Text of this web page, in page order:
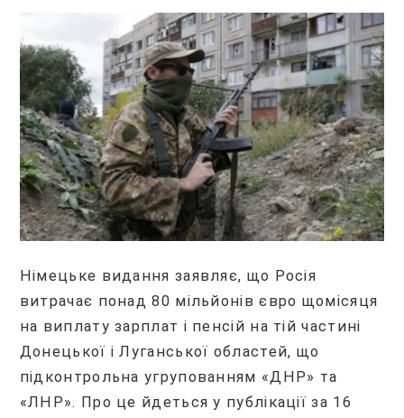
Німецьке видання заявляє, що Росія
витрачає понад 80 мільйонів євро щомісяця
на виплату зарплат і пенсій на тій частині
Донецької і Луганської областей, що
підконтрольна угрупованням «ДНР» та
«ЛНР». Про це йдеться у публікації за 16